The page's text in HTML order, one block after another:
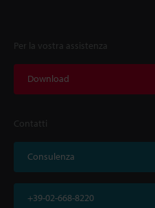
Per la vostra assistenza
Download
Contatti
Consulenza
+39-02-668-8220